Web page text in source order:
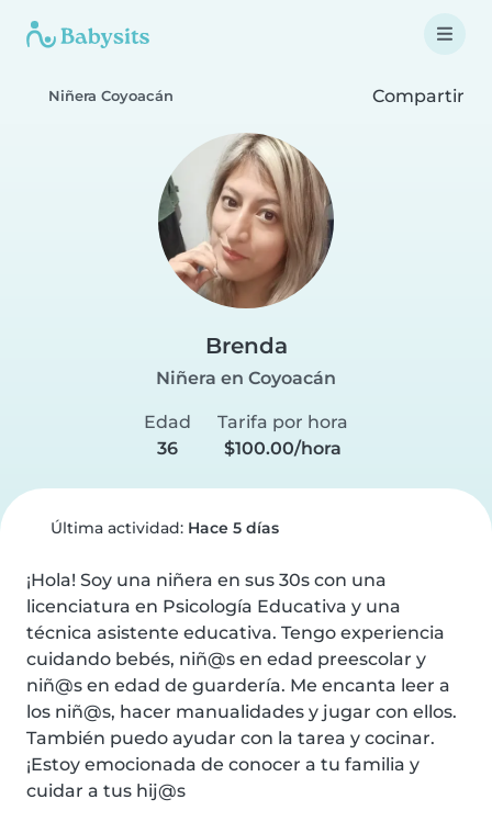
Niñera Coyoacán Compartir
Brenda
Niñera en Coyoacán
Edad
36
Tarifa por hora
$100.00/hora
Última actividad: Hace 5 días
¡Hola! Soy una niñera en sus 30s con una
licenciatura en Psicología Educativa y una
técnica asistente educativa. Tengo experiencia
cuidando bebés, niñ@s en edad preescolar y
niñ@s en edad de guardería. Me encanta leer a
los niñ@s, hacer manualidades y jugar con ellos.
También puedo ayudar con la tarea y cocinar.
¡Estoy emocionada de conocer a tu familia y
cuidar a tus hij@s